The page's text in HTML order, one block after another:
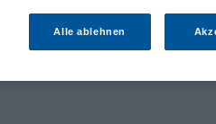
Alle ablehnen